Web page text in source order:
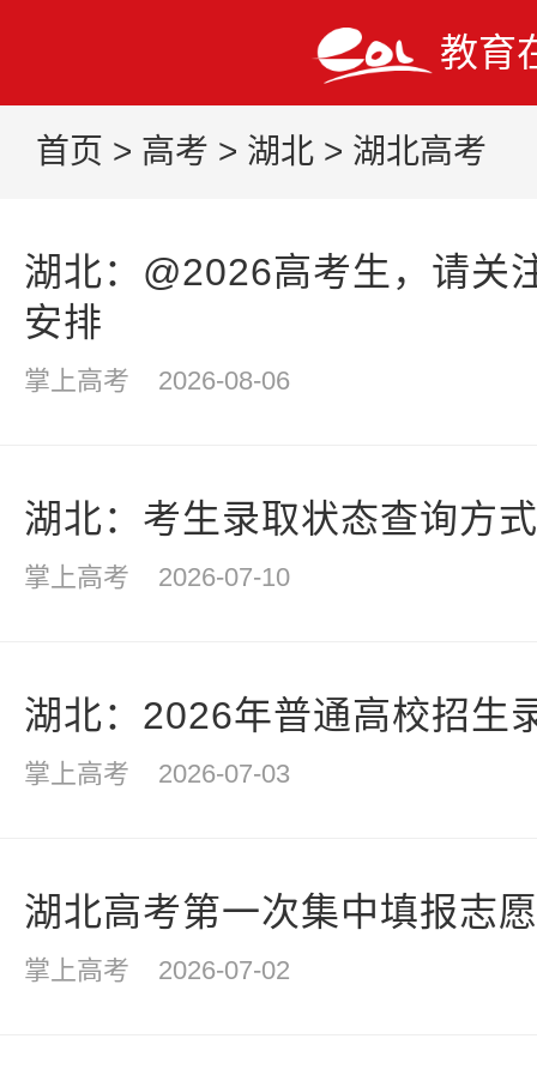
教育
首页 > 高考 > 湖北 > 湖北高考
湖北：@2026高考生，请关
安排
掌上高考 2026-08-06
湖北：考生录取状态查询方式
掌上高考 2026-07-10
湖北：2026年普通高校招生
掌上高考 2026-07-03
湖北高考第一次集中填报志
掌上高考 2026-07-02